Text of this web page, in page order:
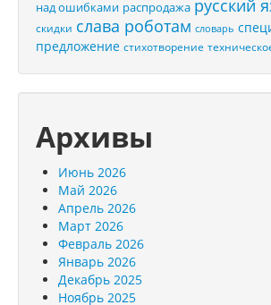
над ошибками распродажа русский
скидки слава роботам словарь
предложение стихотворение
Архивы
Июнь 2026
Май 2026
Апрель 2026
Март 2026
Февраль 2026
Январь 2026
Декабрь 2025
Ноябрь 2025